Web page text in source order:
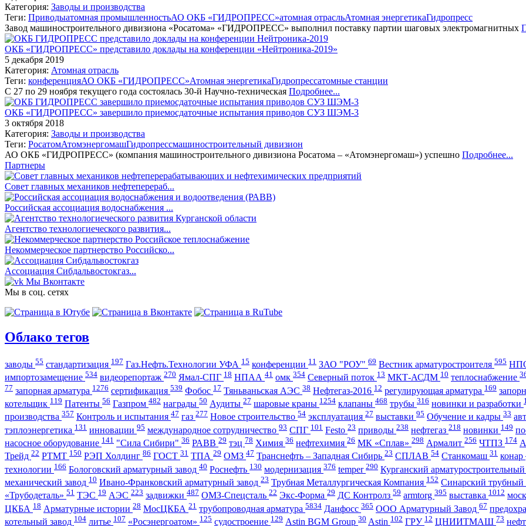
Категория: Заводы и производства
Теги: Приводыатомная промышленностьАО ОКБ «ГИДРОПРЕСС»атомная отрасльАтомная энергетикаГидропресс
Завод машиностроительного дивизиона «Росатома» «ГИДРОПРЕСС» выполнил поставку партии шаговых электромагнитных
ОКБ «ГИДРОПРЕСС» представило доклады на конференции «Нейтроника-2019»
5 декабря 2019
Категория: Атомная отрасль
Теги: конференцияАО ОКБ «ГИДРОПРЕСС»Атомная энергетикаГидропрессатомные станции
С 27 по 29 ноября текущего года состоялась 30-й Научно-техническая Подробнее...
ОКБ «ГИДРОПРЕСС» завершило приемосдаточные испытания приводов СУЗ ШЭМ-3
3 октября 2018
Категория: Заводы и производства
Теги: РосатомАтомэнергомашГидропрессмашиностроительный дивизион
АО ОКБ «ГИДРОПРЕСС» (компания машиностроительного дивизиона Росатома – «Атомэнергомаш») успешно Подробнее...
Партнеры
Совет главных механиков нефтеперераб...
Российская ассоциация водоснабжения ...
Агентство технологиеческого развития...
Некоммерческое партнерство Российско...
Ассоциация Сибдальвостокгаз...
Мы Вконтакте
Мы в соц. сетях
Облако тегов
заводы 55 стандартизация 197 Газ.Нефть.Технологии УФА 15 конференции 11 ЗАО "РОУ" 69 Вестник арматуростроителя 595
импортозамещение 534 видеорепортаж 270 Ямал-СПГ 18 НПАА 41 омк 354 Северный поток 13 МКТ-АСДМ 10 теплоснабжение
77 запорная арматура 1276 сертификация 539 Фобос 17 Тяньваньская АЭС 38 Нефтегаз-2016 12 регулирующая арматура 169
котельщик 119 Патенты 56 Газпром 482 награды 50 Аудиты 27 шаровые краны 1254 клапаны 468 трубы 316 новинки и разработки
производства 357 Контроль и испытания 47 газ 277 Новое строительство 54 эксплуатация 27 выставки 95 Обучение и кадры 33
тэплоэнергетика 131 инновации 95 международное сотрудничество 93 СПГ 101 Festo 23 приводы 238 нефтегаз 218 новинки 149
насосное оборудование 141 "Сила Сибири" 36 РАВВ 29 тэц 78 Химия 36 нефтехимия 26 МК «Сплав» 298 Армалит 256 ЧТПЗ 174
Трейд 22 РТМТ 150 РЭП Холдинг 86 ГОСТ 31 ТПА 29 ОМЗ 47 Транснефть – Западная Сибирь 23 СПЛАВ 54 Станкомаш 31 конар
технологии 166 Бологовский арматурный завод 40 Роснефть 130 модернизация 376 temper 290 Курганский
механический завод 10 Ивано-Франковский арматурный завод 23 Трубная Металлургическая Компания 152 Синарский трубный
«Трубодеталь» 51 ТЭС 19 АЭС 223 задвижки 487 ОМЗ-Спецсталь 22 Экс-Форма 29 ДС Контролз 59 armtorg 395 выставка 1012
ЦКБА 18 Арматурные истории 28 МосЦКБА 21 трубопроводная арматура 5834 Данфосс 365 ООО Арматурный Завод 67
котельный завод 104 литье 107 «Росэнергоатом» 125 судостроение 129 Astin BGM Group 30 Astin 102 ГРУ 12 ЦНИИТМАШ 73